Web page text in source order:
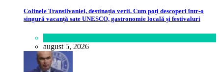
Colinele Transilvaniei, destinația verii. Cum poți descoperi într-o
singură vacanță sate UNESCO, gastronomie locală și festivaluri
august 5, 2026